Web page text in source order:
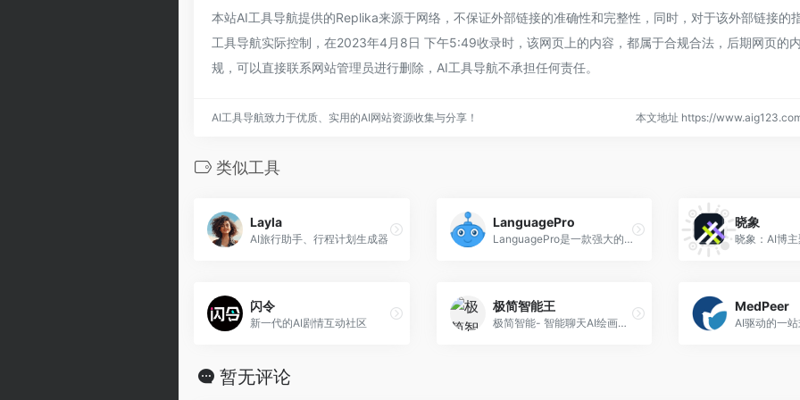
本站AI工具导航提供的Replika来源于网络，不保证外部链接的准确性和完整性，同时，对于该外部链接的
工具导航实际控制，在2023年4月8日 下午5:49收录时，该网页上的内容，都属于合规合法，后期网页的
规，可以直接联系网站管理员进行删除，AI工具导航不承担任何责任。
AI工具导航致力于优质、实用的AI网站资源收集与分享！ 本文地址 https://
类似工具
Layla
AI旅行助手、行程计划生成器
LanguagePro
LanguagePro是一款强大的AI写作助手，可以帮助你更好、更快、更有效地写作。
晓象
闪令
新一代的AI剧情互动社区
极简智能王
极简智能- 智能聊天AI绘画，还可以创作、编写、翻译、写代码等多种功能，满足用户生活和工作的多方面需求
MedPeer
AI驱动的一
暂无评论